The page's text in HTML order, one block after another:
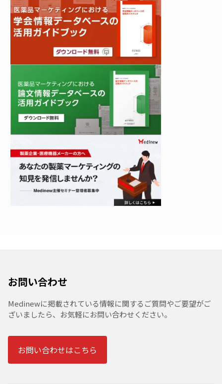
お問い合わせ
Medinewに掲載されている情報に関するご質問やご要望がご
ざいましたら、お気軽にお問い合わせください。
お問い合わせはこちら